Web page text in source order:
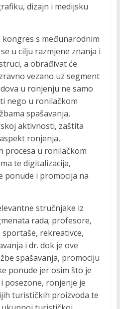
dizajn i medijsku
s međunarodnim
u cilju razmjene znanja i
a obrađivat će
vezano uz segment
u ronjenju ne samo
nego u ronilačkom
spašavanja,
aktivnosti, zaštita
ronjenja,
procesa u ronilačkom
te digitalizacija,
ponude i promocija na
stručnjake iz
rada; profesore,
rekreativce,
i dr. dok je ove
spašavanja, promociju
ponude jer osim što je
posezone, ronjenje je
turističkih proizvoda te